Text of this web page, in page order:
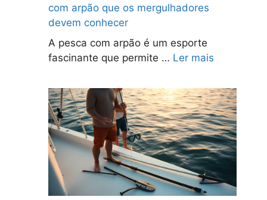
com arpão que os mergulhadores
devem conhecer
A pesca com arpão é um esporte
fascinante que permite … Ler mais